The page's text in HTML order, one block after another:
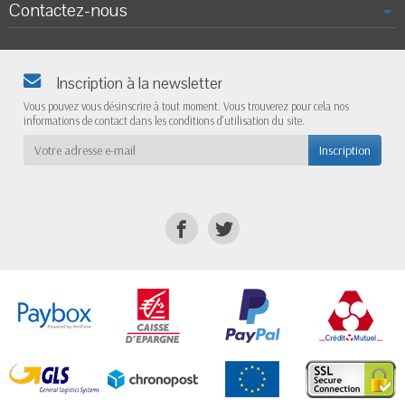
Contactez-nous
Inscription à la newsletter
Vous pouvez vous désinscrire à tout moment. Vous trouverez pour cela nos
informations de contact dans les conditions d'utilisation du site.
Inscription